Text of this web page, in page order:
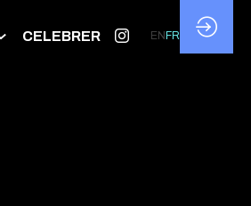
CELEBRER EN FR